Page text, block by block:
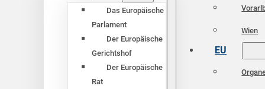
Das Europäische
Parlament
Der Europäische
Gerichtshof
Der Europäische
Rat
Wien
EU